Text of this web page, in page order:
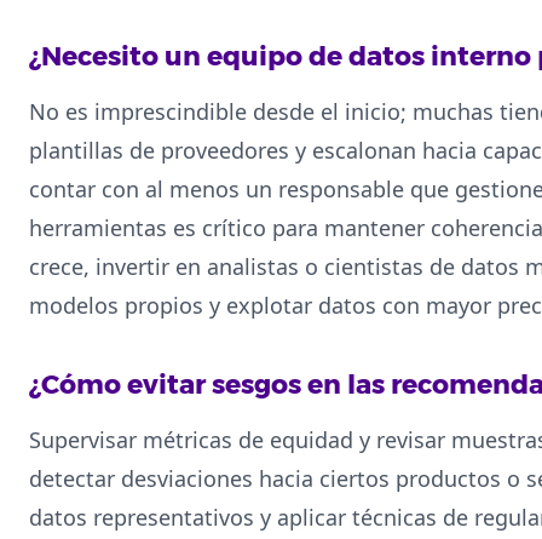
¿Necesito un equipo de datos interno
No es imprescindible desde el inicio; muchas
plantillas de proveedores y escalonan hacia
contar con al menos un responsable que
herramientas es crítico para mantener
crece, invertir en analistas o cientistas de datos
modelos propios y explotar datos con mayor
¿Cómo evitar sesgos en las
Supervisar métricas de equidad y revisar
detectar desviaciones hacia ciertos productos o
datos representativos y aplicar técnicas de